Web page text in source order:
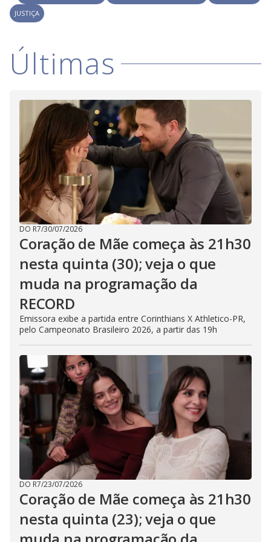
i
d
e
o
JUSTIÇA
Últimas
DO R7/30/07/2026
Coração de Mãe começa às 21h30
nesta quinta (30); veja o que
muda na programação da
RECORD
Emissora exibe a partida entre Corinthians X Athletico-PR,
pelo Campeonato Brasileiro 2026, a partir das 19h
DO R7/23/07/2026
Coração de Mãe começa às 21h30
nesta quinta (23); veja o que